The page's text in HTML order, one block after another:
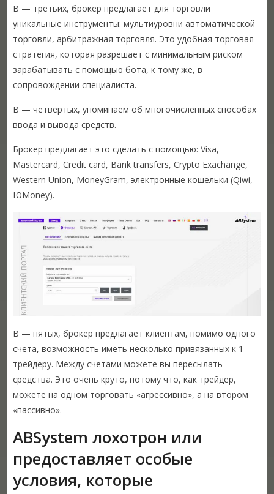
В — третьих, брокер предлагает для торговли
уникальные инструменты: мультиуровни автоматической
торговли, арбитражная торговля. Это удобная торговая
стратегия, которая разрешает с минимальным риском
зарабатывать с помощью бота, к тому же, в
сопровождении специалиста.
В — четвертых, упоминаем об многочисленных способах
ввода и вывода средств.
Брокер предлагает это сделать с помощью: Visa,
Mastercard, Credit card, Bank transfers, Crypto Exachange,
Western Union, MoneyGram, электронные кошельки (Qiwi,
ЮMoney).
В — пятых, брокер предлагает клиентам, помимо одного
счёта, возможность иметь несколько привязанных к 1
трейдеру. Между счетами можете вы пересылать
средства. Это очень круто, потому что, как трейдер,
можете на одном торговать «агрессивно», а на втором
«пассивно».
ABSystem лохотрон или
предоставляет особые
условия, которые